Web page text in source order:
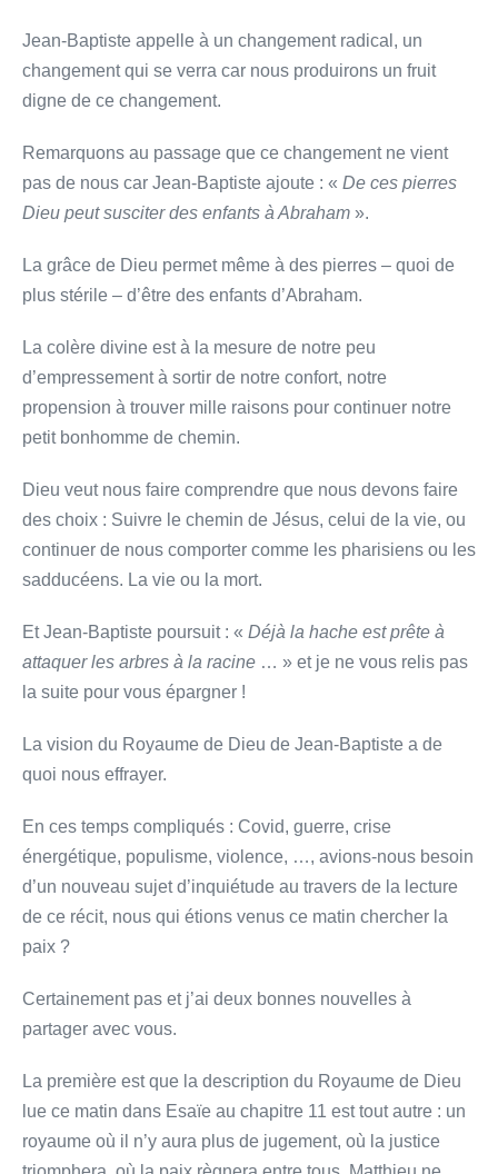
Jean-Baptiste appelle à un changement radical, un
changement qui se verra car nous produirons un fruit
digne de ce changement.
Remarquons au passage que ce changement ne vient
pas de nous car Jean-Baptiste ajoute : « De ces pierres
Dieu peut susciter des enfants à Abraham ».
La grâce de Dieu permet même à des pierres – quoi de
plus stérile – d’être des enfants d’Abraham.
La colère divine est à la mesure de notre peu
d’empressement à sortir de notre confort, notre
propension à trouver mille raisons pour continuer notre
petit bonhomme de chemin.
Dieu veut nous faire comprendre que nous devons faire
des choix : Suivre le chemin de Jésus, celui de la vie, ou
continuer de nous comporter comme les pharisiens ou les
sadducéens. La vie ou la mort.
Et Jean-Baptiste poursuit : « Déjà la hache est prête à
attaquer les arbres à la racine … » et je ne vous relis pas
la suite pour vous épargner !
La vision du Royaume de Dieu de Jean-Baptiste a de
quoi nous effrayer.
En ces temps compliqués : Covid, guerre, crise
énergétique, populisme, violence, …, avions-nous besoin
d’un nouveau sujet d’inquiétude au travers de la lecture
de ce récit, nous qui étions venus ce matin chercher la
paix ?
Certainement pas et j’ai deux bonnes nouvelles à
partager avec vous.
La première est que la description du Royaume de Dieu
lue ce matin dans Esaïe au chapitre 11 est tout autre : un
royaume où il n’y aura plus de jugement, où la justice